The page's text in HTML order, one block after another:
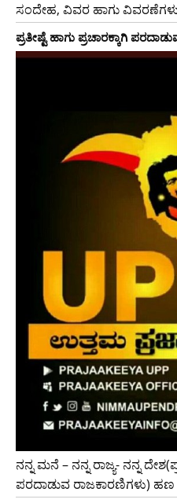
ಸಂದೇಹ, ವಿವರ ಹಾಗು
ಪ್ರತೀಷ್ಟೆ ಹಾಗು ಪ್ರಚಾರಕ್ಕಾಗಿ
ನನ್ನ ಮನೆ – ನನ್ನ ರಾಜ್ಯ- ನನ್ನ
ಪರದಾಡುವ ರಾಜಕಾರಣಿಗಳು)